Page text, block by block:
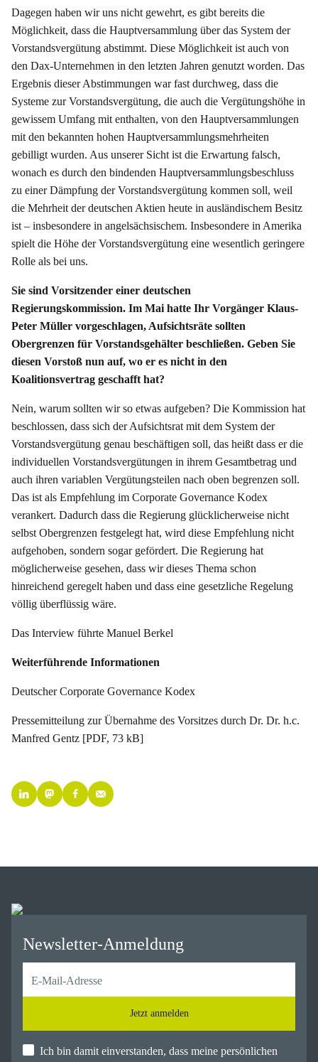
Dagegen haben wir uns nicht gewehrt, es gibt bereits die
Möglichkeit, dass die Hauptversammlung über das System der
Vorstandsvergütung abstimmt. Diese Möglichkeit ist auch von
den Dax-Unternehmen in den letzten Jahren genutzt worden. Das
Ergebnis dieser Abstimmungen war fast durchweg, dass die
Systeme zur Vorstandsvergütung, die auch die Vergütungshöhe in
gewissem Umfang mit enthalten, von den Hauptversammlungen
mit den bekannten hohen Hauptversammlungsmehrheiten
gebilligt wurden. Aus unserer Sicht ist die Erwartung falsch,
wonach es durch den bindenden Hauptversammlungsbeschluss
zu einer Dämpfung der Vorstandsvergütung kommen soll, weil
die Mehrheit der deutschen Aktien heute in ausländischem Besitz
ist – insbesondere in angelsächsischem. Insbesondere in Amerika
spielt die Höhe der Vorstandsvergütung eine wesentlich geringere
Rolle als bei uns.
Sie sind Vorsitzender einer deutschen
Regierungskommission. Im Mai hatte Ihr Vorgänger Klaus-
Peter Müller vorgeschlagen, Aufsichtsräte sollten
Obergrenzen für Vorstandsgehälter beschließen. Geben Sie
diesen Vorstoß nun auf, wo er es nicht in den
Koalitionsvertrag geschafft hat?
Nein, warum sollten wir so etwas aufgeben? Die Kommission hat
beschlossen, dass sich der Aufsichtsrat mit dem System der
Vorstandsvergütung genau beschäftigen soll, das heißt dass er die
individuellen Vorstandsvergütungen in ihrem Gesamtbetrag und
auch ihren variablen Vergütungsteilen nach oben begrenzen soll.
Das ist als Empfehlung im Corporate Governance Kodex
verankert. Dadurch dass die Regierung glücklicherweise nicht
selbst Obergrenzen festgelegt hat, wird diese Empfehlung nicht
aufgehoben, sondern sogar gefördert. Die Regierung hat
möglicherweise gesehen, dass wir dieses Thema schon
hinreichend geregelt haben und dass eine gesetzliche Regelung
völlig überflüssig wäre.
Das Interview führte Manuel Berkel
Weiterführende Informationen
Deutscher Corporate Governance Kodex
Pressemitteilung zur Übernahme des Vorsitzes durch Dr. Dr. h.c.
Manfred Gentz [PDF, 73 kB]
Newsletter-Anmeldung
Jetzt anmelden
Ich bin damit einverstanden, dass meine persönlichen